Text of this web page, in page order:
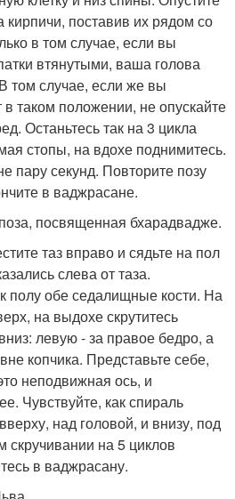
кирпичи, поставив их рядом со
в том случае, если вы
втянутыми, ваша голова
том случае, если же вы
в таком положении, не опускайте
Останьтесь так на 3 цикла
стопы, на вдохе поднимитесь.
пару секунд. Повторите позу
в ваджрасане.
посвященная бхарадвадже.
таз вправо и сядьте на пол
слева от таза.
полу обе седалищные кости. На
на выдохе скрутитесь
левую - за правое бедро, а
копчика. Представьте себе,
неподвижная ось, и
Чувствуйте, как спираль
над головой, и внизу, под
скручивании на 5 циклов
в ваджрасану.